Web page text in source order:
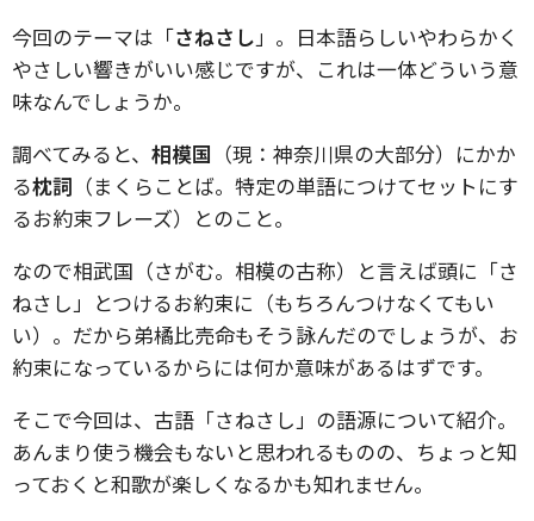
今回のテーマは「さねさし」。日本語らしいやわらかく
やさしい響きがいい感じですが、これは一体どういう意
味なんでしょうか。
調べてみると、 相模国 （現：神奈川県の大部分）にかか
る枕詞 （まくらことば。特定の単語につけてセットにす
るお約束フレーズ）とのこと。
なので相武国（さがむ。相模の古称）と言えば頭に「さ
ねさし」とつけるお約束に（もちろんつけなくてもい
い）。だから弟橘比売命もそう詠んだのでしょうが、お
約束になっているからには何か意味があるはずです。
そこで今回は、古語「さねさし」の語源について紹介。
あんまり使う機会もないと思われるものの、ちょっと知
っておくと和歌が楽しくなるかも知れません。